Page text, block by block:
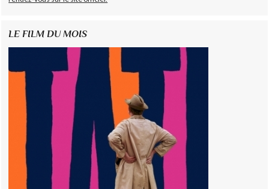
LE FILM DU MOIS